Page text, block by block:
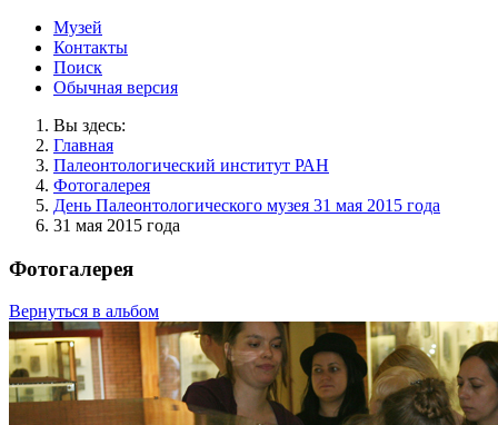
Музей
Контакты
Поиск
Обычная версия
Вы здесь:
Главная
Палеонтологический институт РАН
Фотогалерея
День Палеонтологического музея 31 мая 2015 года
31 мая 2015 года
Фотогалерея
Вернуться в альбом